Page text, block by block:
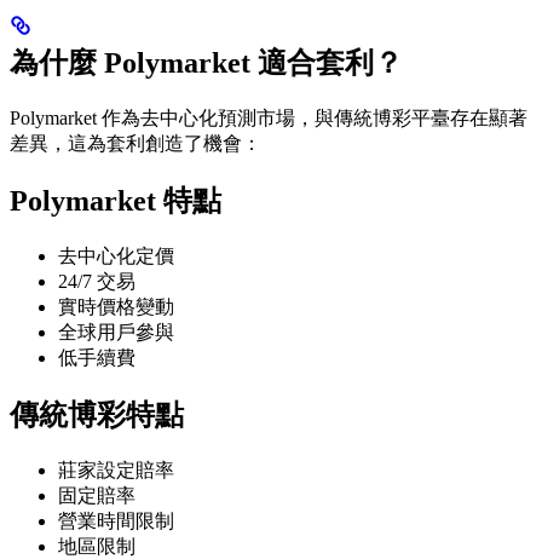
為什麼 Polymarket 適合套利？
Polymarket 作為去中心化預測市場，與傳統博彩平臺存在顯著
差異，這為套利創造了機會：
Polymarket 特點
去中心化定價
24/7 交易
實時價格變動
全球用戶參與
低手續費
傳統博彩特點
莊家設定賠率
固定賠率
營業時間限制
地區限制